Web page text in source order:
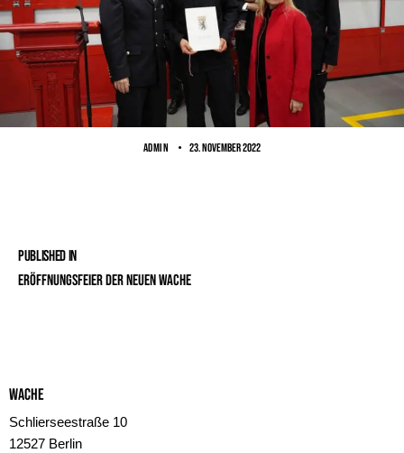
ADMIN 23. November 2022
Published in
Eröffnungsfeier der neuen Wache
Wache
Schlierseestraße 10
12527 Berlin